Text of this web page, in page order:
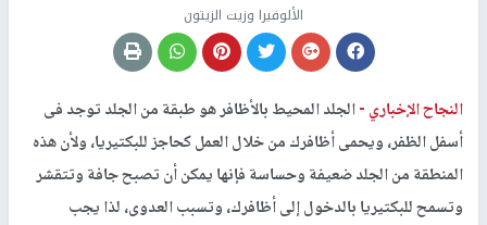
الألوفيرا وزيت الزيتون
النجاح الإخباري -الجلد المحيط بالأظافر هو طبقة من الجلد توجد فى
أسفل الظفر، ويحمى أظافرك من خلال العمل كحاجز للبكتيريا، ولأن هذه
المنطقة من الجلد ضعيفة وحساسة فإنها يمكن أن تصبح جافة وتتقشر
وتسمح للبكتيريا بالدخول إلى أظافرك، وتسبب العدوى، لذا يجب